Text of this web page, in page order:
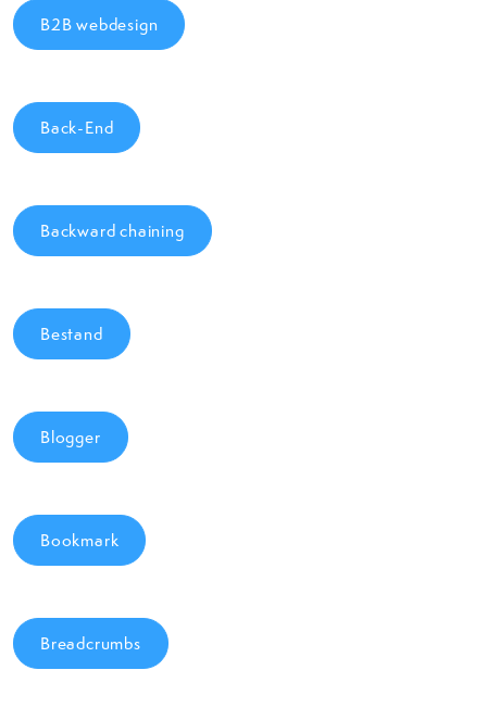
B2B webdesign
Back-End
Backward chaining
Bestand
Blogger
Bookmark
Breadcrumbs